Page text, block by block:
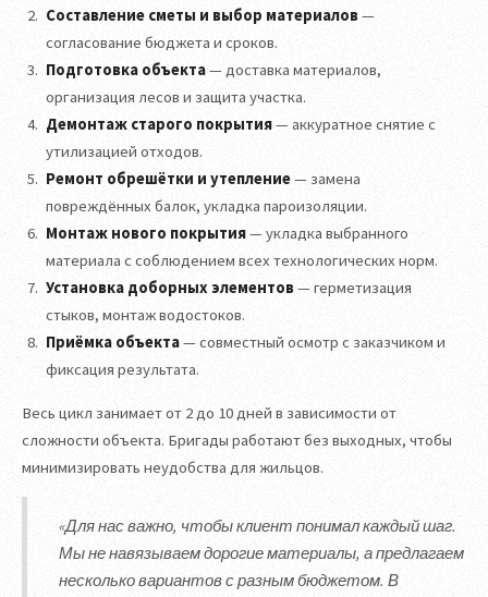
Составление сметы и выбор материалов—
согласование бюджета и сроков.
Подготовка объекта— доставка материалов,
организация лесов и защита участка.
Демонтаж старого покрытия— аккуратное снятие с
утилизацией отходов.
Ремонт обрешётки и утепление— замена
повреждённых балок, укладка пароизоляции.
Монтаж нового покрытия— укладка выбранного
материала с соблюдением всех технологических норм.
Установка доборных элементов— герметизация
стыков, монтаж водостоков.
Приёмка объекта— совместный осмотр с заказчиком и
фиксация результата.
Весь цикл занимает от 2 до 10 дней в зависимости от
сложности объекта. Бригады работают без выходных, чтобы
минимизировать неудобства для жильцов.
«Для нас важно, чтобы клиент понимал каждый шаг.
Мы не навязываем дорогие материалы, а предлагаем
несколько вариантов с разным бюджетом. В